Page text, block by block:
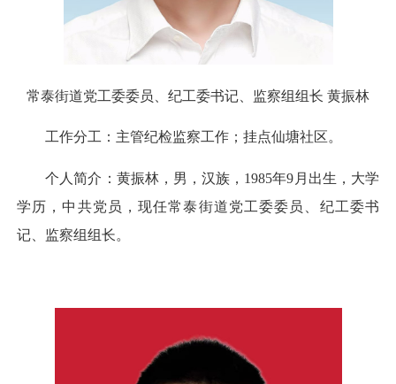
常泰街道党工委委员、纪工委书记、监察组组长 黄振林
工作分工：主管纪检监察工作；挂点仙塘社区。
个人简介：黄振林，男，汉族，1985年9月出生，大学
学历，中共党员，现任常泰街道党工委委员、纪工委书
记、监察组组长。